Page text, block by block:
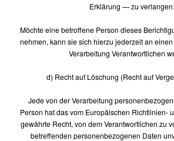
Erklärung — zu verlangen.
Möchte eine betroffene Person dieses
nehmen, kann sie sich hierzu jederzeit an
Verarbeitung Verantwortlichen
d) Recht auf Löschung (Recht auf
Jede von der Verarbeitung
Person hat das vom Europäischen Richtlinien-
gewährte Recht, von dem Verantwortlichen zu
betreffenden personenbezogenen Daten